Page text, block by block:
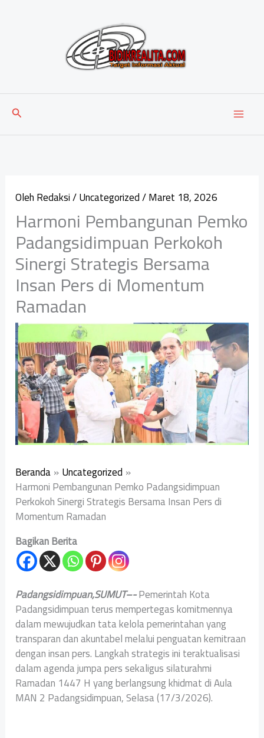
Cari
OlehRedaksi/Uncategorized/Maret 18, 2026
Harmoni Pembangunan Pemko
Padangsidimpuan Perkokoh
Sinergi Strategis Bersama
Insan Pers di Momentum
Ramadan
Beranda Uncategorized
Harmoni Pembangunan Pemko Padangsidimpuan
Perkokoh Sinergi Strategis Bersama Insan Pers di
Momentum Ramadan
Bagikan Berita
Padangsidimpuan,SUMUT–-Pemerintah Kota
Padangsidimpuan terus mempertegas komitmennya
dalam mewujudkan tata kelola pemerintahan yang
transparan dan akuntabel melalui penguatan kemitraan
dengan insan pers. Langkah strategis ini teraktualisasi
dalam agenda jumpa pers sekaligus silaturahmi
Ramadan 1447 H yang berlangsung khidmat di Aula
MAN 2 Padangsidimpuan, Selasa (17/3/2026).